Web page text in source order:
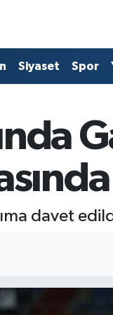
Siyaset Spor
davet